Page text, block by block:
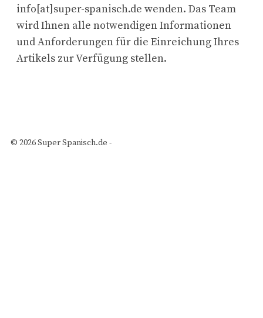
info[at]super-spanisch.de wenden. Das Team
wird Ihnen alle notwendigen Informationen
und Anforderungen für die Einreichung Ihres
Artikels zur Verfügung stellen.
© 2026 Super Spanisch.de -